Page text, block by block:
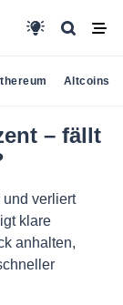
Altcoins
– fällt
und verliert
klare
anhalten,